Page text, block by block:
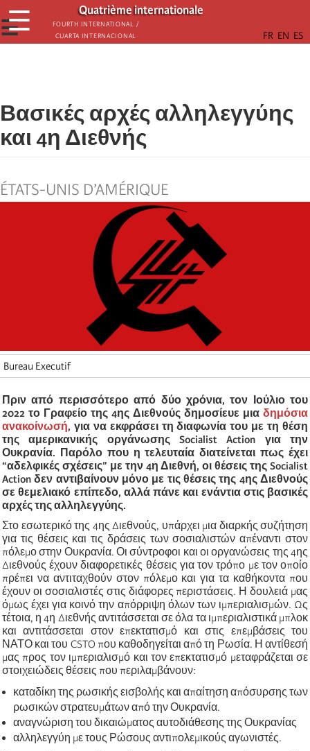
Παράκαμψη
προς
το
Quatrième internationale
Fourth International /
Cuarta Internacional
☰
☰
Βασικές αρχές αλληλεγγύης
και 4η Διεθνής
ÉTATS-UNIS D’AMÉRIQUE
Bureau Executif
Πριν από περισσότερο από δύο χρόνια, τον Ιούλιο του
2022 το Γραφείο της 4ης Διεθνούς δημοσίευε μια δημόσια
ανακοίνωσή, για να εκφράσει τη διαφωνία του με τη θέση
της αμερικανικής οργάνωσης Socialist Action για την
Ουκρανία. Παρόλο που η τελευταία διατείνεται πως έχει
“αδελφικές σχέσεις” με την 4η Διεθνή, οι θέσεις της Socialist
Action δεν αντιβαίνουν μόνο με τις θέσεις της 4ης Διεθνούς
σε θεμελιακό επίπεδο, αλλά πάνε και ενάντια στις βασικές
αρχές της αλληλεγγύης.
Στο εσωτερικό της 4ης Διεθνούς, υπάρχει μια διαρκής συζήτηση
για τις θέσεις και τις δράσεις των σοσιαλιστών απέναντι στον
πόλεμο στην Ουκρανία. Οι σύντροφοι και οι οργανώσεις της 4ης
Διεθνούς έχουν διαφορετικές θέσεις για τον τρόπο με τον οποίο
πρέπει να αντιταχθούν στον πόλεμο και για τα καθήκοντα που
έχουν οι σοσιαλιστές στις διάφορες περιστάσεις. Η δουλειά μας
όμως έχει για κοινό την απόρριψη όλων των ιμπεριαλισμών. Ως
τέτοια, η 4η Διεθνής αντιτάσσεται σε όλα τα ιμπεριαλιστικά μπλοκ
και αντιτάσσεται στον επεκτατισμό και στις επεμβάσεις του
ΝΑΤΟ και του CSTO που καθοδηγείται από τη Ρωσία. Η αντίθεσή
μας προς τον ιμπεριαλισμό και τον επεκτατισμό μεταφράζεται σε
στοιχειώδεις θέσεις που περιλαμβάνουν:
καταδίκη της ρωσικής εισβολής και απαίτηση απόσυρσης των
ρωσικών στρατευμάτων από την Ουκρανία.
αναγνώριση του δικαιώματος αυτοδιάθεσης της Ουκρανίας
αλληλεγγύη με τους Ρώσους αντιπολεμικούς αγωνιστές.